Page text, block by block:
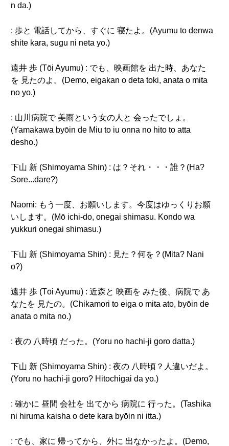
n da.)
: 歩と 電話してから、すぐに 寝たよ。(Ayumu to denwa
shite kara, sugu ni neta yo.)
遠井 歩 (Tōi Ayumu) : でも、映画館を 出た時、あなた
を 見たのよ。(Demo, eigakan o deta toki, anata o mita
no yo.)
: 山川病院で 美雨という女の人と 会ったでしょ。
(Yamakawa byōin de Miu to iu onna no hito to atta
desho.)
下山 新 (Shimoyama Shin) : は？それ・・・誰？(Ha?
Sore...dare?)
Naomi: もう一度、お願いします。今度はゆっくりお願
いします。(Mō ichi-do, onegai shimasu. Kondo wa
yukkuri onegai shimasu.)
下山 新 (Shimoyama Shin) : 見た？何を？(Mita? Nani
o?)
遠井 歩 (Tōi Ayumu) : 近森と 映画を みた後、病院で あ
なたを 見たの。(Chikamori to eiga o mita ato, byōin de
anata o mita no.)
: 夜の 八時頃 だった。(Yoru no hachi-ji goro datta.)
下山 新 (Shimoyama Shin) : 夜の 八時頃？人違いだよ。
(Yoru no hachi-ji goro? Hitochigai da yo.)
: 確かに 昼間 会社を 出てから 病院に 行った。(Tashika
ni hiruma kaisha o dete kara byōin ni itta.)
: でも、家に 帰ってから、外に 出なかったよ。(Demo,